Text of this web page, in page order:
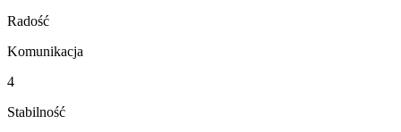
Radość
Komunikacja
4
Stabilność